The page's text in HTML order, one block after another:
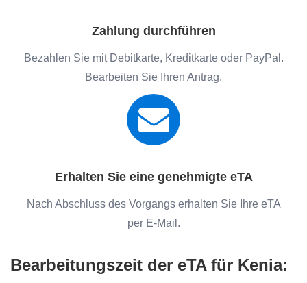
Zahlung durchführen
Bezahlen Sie mit Debitkarte, Kreditkarte oder PayPal.
Bearbeiten Sie Ihren Antrag.
Erhalten Sie eine genehmigte eTA
Nach Abschluss des Vorgangs erhalten Sie Ihre eTA
per E-Mail.
Bearbeitungszeit der eTA für Kenia: